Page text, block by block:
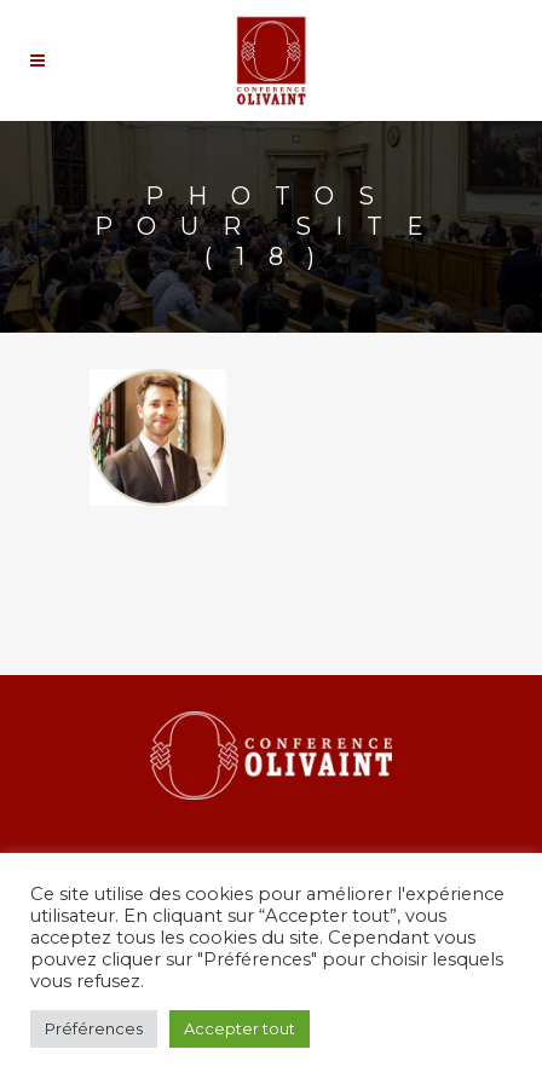
PHOTOS
POUR SITE
(18)
36 rue de Grenelle, 75007 Paris
presidence@conferenceolivaint.fr
© Copyright 2024 - Conférence Olivaint -
Ce site utilise des cookies pour améliorer l'expérience
utilisateur. En cliquant sur “Accepter tout”, vous
acceptez tous les cookies du site. Cependant vous
pouvez cliquer sur "Préférences" pour choisir lesquels
vous refusez.
Préférences Accepter tout